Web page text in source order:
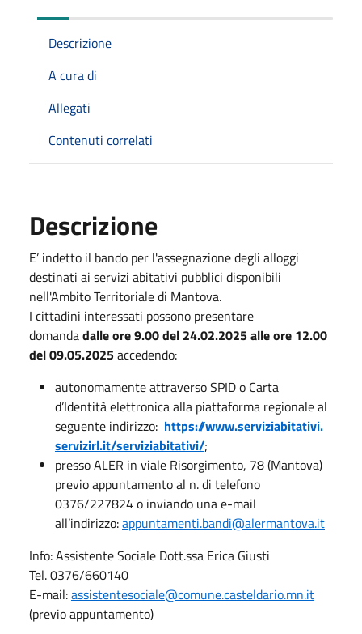
Descrizione
A cura di
Allegati
Contenuti correlati
Descrizione
E’ indetto il bando per l'assegnazione degli alloggi
destinati ai servizi abitativi pubblici disponibili
nell'Ambito Territoriale di Mantova.
I cittadini interessati possono presentare
domandadalle ore 9.00 del 24.02.2025 alle ore 12.00
del 09.05.2025accedendo:
autonomamente attraverso SPID o Carta
d’Identità elettronica alla piattaforma regionale al
seguente indirizzo: https://www.serviziabitativi.
servizirl.it/serviziabitativi/;
presso ALER in viale Risorgimento, 78 (Mantova)
previo appuntamento al n. di telefono
0376/227824 o inviando una e-mail
all’indirizzo:appuntamenti.bandi@alermantova.it
Info: Assistente Sociale Dott.ssa Erica Giusti
Tel. 0376/660140
E-mail:assistentesociale@comune.casteldario.mn.it
(previo appuntamento)